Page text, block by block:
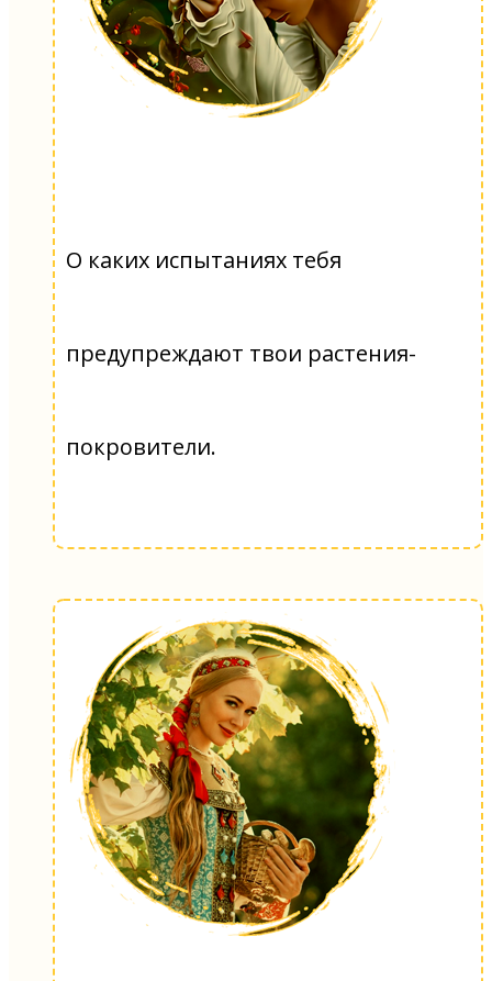
О каких испытаниях тебя
предупреждают твои растения-
покровители.